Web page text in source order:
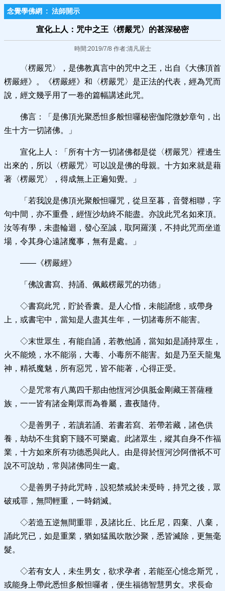
念覺學佛網 : 法師開示
宣化上人：咒中之王〈楞嚴咒〉的甚深秘密
時間:2019/7/8 作者:清凡居士
〈楞嚴咒〉，是佛教真言中的咒中之王，出自《大佛頂首
楞嚴經》。《楞嚴經》和〈楞嚴咒〉是正法的代表，經為咒而
說，經文幾乎用了一卷的篇幅講述此咒。
佛言：「是佛頂光聚悉怛多般怛囉秘密伽陀微妙章句，出
生十方一切諸佛。」
宣化上人：「所有十方一切諸佛都是從〈楞嚴咒〉裡邊生
出來的，所以〈楞嚴咒〉可以說是佛的母親。十方如來就是藉
著〈楞嚴咒〉，得成無上正遍知覺。」
「若我說是佛頂光聚般怛囉咒，從旦至暮，音聲相聯，字
句中間，亦不重疊，經恆沙劫終不能盡。亦說此咒名如來頂。
汝等有學，未盡輪迴，發心至誠，取阿羅漢，不持此咒而坐道
場，令其身心遠諸魔事，無有是處。」
——《楞嚴經》
「佛說書寫、持誦、佩戴楞嚴咒的功德」
◇書寫此咒，貯於香囊。是人心惛，未能誦憶，或帶身
上，或書宅中，當知是人盡其生年，一切諸毒所不能害。
◇末世眾生，有能自誦，若教他誦，當知如是誦持眾生，
火不能燒，水不能溺，大毒、小毒所不能害。如是乃至天龍鬼
神，精祇魔魅，所有惡咒，皆不能著，心得正受。
◇是咒常有八萬四千那由他恆河沙俱胝金剛藏王菩薩種
族，一一皆有諸金剛眾而為眷屬，晝夜隨侍。
◇是善男子，若讀若誦、若書若寫、若帶若藏，諸色供
養，劫劫不生貧窮下賤不可樂處。此諸眾生，縱其自身不作福
業，十方如來所有功德悉與此人。由是得於恆河沙阿僧祇不可
說不可說劫，常與諸佛同生一處。
◇是善男子持此咒時，設犯禁戒於未受時，持咒之後，眾
破戒罪，無問輕重，一時銷滅。
◇若造五逆無間重罪，及諸比丘、比丘尼，四棄、八棄，
誦此咒已，如是重業，猶如猛風吹散沙聚，悉皆滅除，更無毫
髮。
◇若有女人，未生男女，欲求孕者，若能至心憶念斯咒，
或能身上帶此悉怛多般怛囉者，便生福德智慧男女。求長命